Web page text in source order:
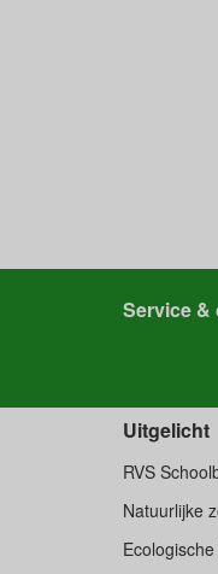
Service &
Uitgelicht
RVS
Natuurlijke